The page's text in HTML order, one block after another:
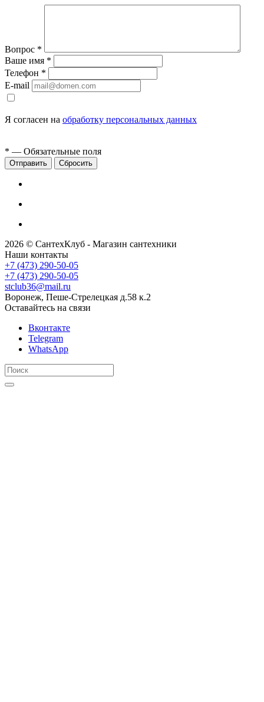
Вопрос *
Ваше имя *
Телефон *
E-mail
Я согласен на обработку персональных данных
* — Обязательные поля
Сбросить
2026 © СантехКлуб - Магазин сантехники
Наши контакты
+7 (473) 290-50-05
+7 (473) 290-50-05
stclub36@mail.ru
Воронеж, Пеше-Стрелецкая д.58 к.2
Оставайтесь на связи
Вконтакте
Telegram
WhatsApp